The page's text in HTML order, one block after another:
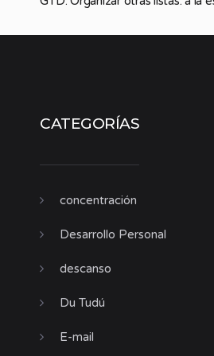
CATEGORÍAS
concentración
Desarrollo Personal
descanso
Du Tudú
E-mail